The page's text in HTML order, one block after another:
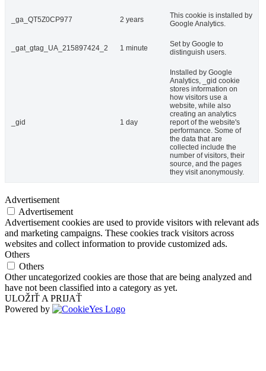
_ga_QT5Z0CP977 2 years
This cookie is installed by
Google Analytics.
_gat_gtag_UA_215897424_2 1 minute
Set by Google to
distinguish users.
_gid 1 day
Installed by Google
Analytics, _gid cookie
stores information on
how visitors use a
website, while also
creating an analytics
report of the website's
performance. Some of
the data that are
collected include the
number of visitors, their
source, and the pages
they visit anonymously.
Advertisement
Advertisement
Advertisement cookies are used to provide visitors with relevant ads
and marketing campaigns. These cookies track visitors across
websites and collect information to provide customized ads.
Others
Others
Other uncategorized cookies are those that are being analyzed and
have not been classified into a category as yet.
ULOŽIŤ A PRIJAŤ
Powered by